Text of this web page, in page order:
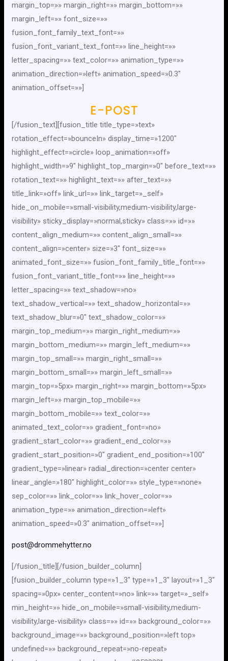
margin_top=»» margin_right=»» margin_bottom=»»
margin_left=»» font_size=»»
fusion_font_family_text_font=»»
fusion_font_variant_text_font=»» line_height=»»
letter_spacing=»» text_color=»» animation_type=»»
animation_direction=»left» animation_speed=»0.3″
animation_offset=»»]
E-POST
[/fusion_text][fusion_title title_type=»text»
rotation_effect=»bounceIn» display_time=»1200″
highlight_effect=»circle» loop_animation=»off»
highlight_width=»9″ highlight_top_margin=»0″ before_text=»»
rotation_text=»» highlight_text=»» after_text=»»
title_link=»off» link_url=»» link_target=»_self»
hide_on_mobile=»small-visibility,medium-visibility,large-
visibility» sticky_display=»normal,sticky» class=»» id=»»
content_align_medium=»» content_align_small=»»
content_align=»center» size=»3″ font_size=»»
animated_font_size=»» fusion_font_family_title_font=»»
fusion_font_variant_title_font=»» line_height=»»
letter_spacing=»» text_shadow=»no»
text_shadow_vertical=»» text_shadow_horizontal=»»
text_shadow_blur=»0″ text_shadow_color=»»
margin_top_medium=»» margin_right_medium=»»
margin_bottom_medium=»» margin_left_medium=»»
margin_top_small=»» margin_right_small=»»
margin_bottom_small=»» margin_left_small=»»
margin_top=»5px» margin_right=»» margin_bottom=»5px»
margin_left=»» margin_top_mobile=»»
margin_bottom_mobile=»» text_color=»»
animated_text_color=»» gradient_font=»no»
gradient_start_color=»» gradient_end_color=»»
gradient_start_position=»0″ gradient_end_position=»100″
gradient_type=»linear» radial_direction=»center center»
linear_angle=»180″ highlight_color=»» style_type=»none»
sep_color=»» link_color=»» link_hover_color=»»
animation_type=»» animation_direction=»left»
animation_speed=»0.3″ animation_offset=»»]
post@drommehytter.no
[/fusion_title][/fusion_builder_column]
[fusion_builder_column type=»1_3″ type=»1_3″ layout=»1_3″
spacing=»0px» center_content=»no» link=»» target=»_self»
min_height=»» hide_on_mobile=»small-visibility,medium-
visibility,large-visibility» class=»» id=»» background_color=»»
background_image=»» background_position=»left top»
undefined=»» background_repeat=»no-repeat»